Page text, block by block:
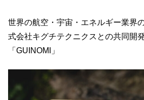
世界の航空・宇宙・エネルギー業界
式会社キグチテクニクスとの共同開
「GUINOMI」